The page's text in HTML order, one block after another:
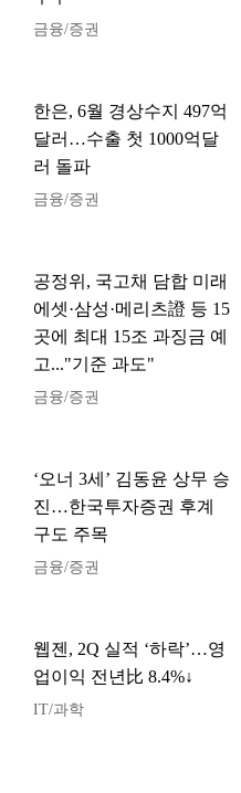
금융/증권
한은, 6월 경상수지 497억
달러…수출 첫 1000억달
러 돌파
금융/증권
공정위, 국고채 담합 미래
에셋·삼성·메리츠證 등 15
곳에 최대 15조 과징금 예
고..."기준 과도"
금융/증권
‘오너 3세’ 김동윤 상무 승
진…한국투자증권 후계
구도 주목
금융/증권
웹젠, 2Q 실적 ‘하락’…영
업이익 전년比 8.4%↓
IT/과학